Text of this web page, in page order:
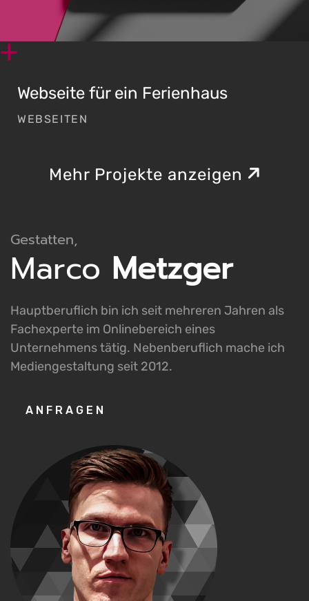
Webseite für ein Ferienhaus
WEBSEITEN
Mehr Projekte anzeigen
Gestatten,
Marco Metzger
Hauptberuflich bin ich seit mehreren Jahren als
Fachexperte im Onlinebereich eines
Unternehmens tätig. Nebenberuflich mache ich
Mediengestaltung seit 2012.
ANFRAGEN